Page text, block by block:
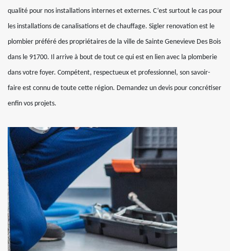
qualité pour nos installations internes et externes. C’est surtout le cas pour
les installations de canalisations et de chauffage. Sigler renovation est le
plombier préféré des propriétaires de la ville de Sainte Genevieve Des Bois
dans le 91700. Il arrive à bout de tout ce qui est en lien avec la plomberie
dans votre foyer. Compétent, respectueux et professionnel, son savoir-
faire est connu de toute cette région. Demandez un devis pour concrétiser
enfin vos projets.